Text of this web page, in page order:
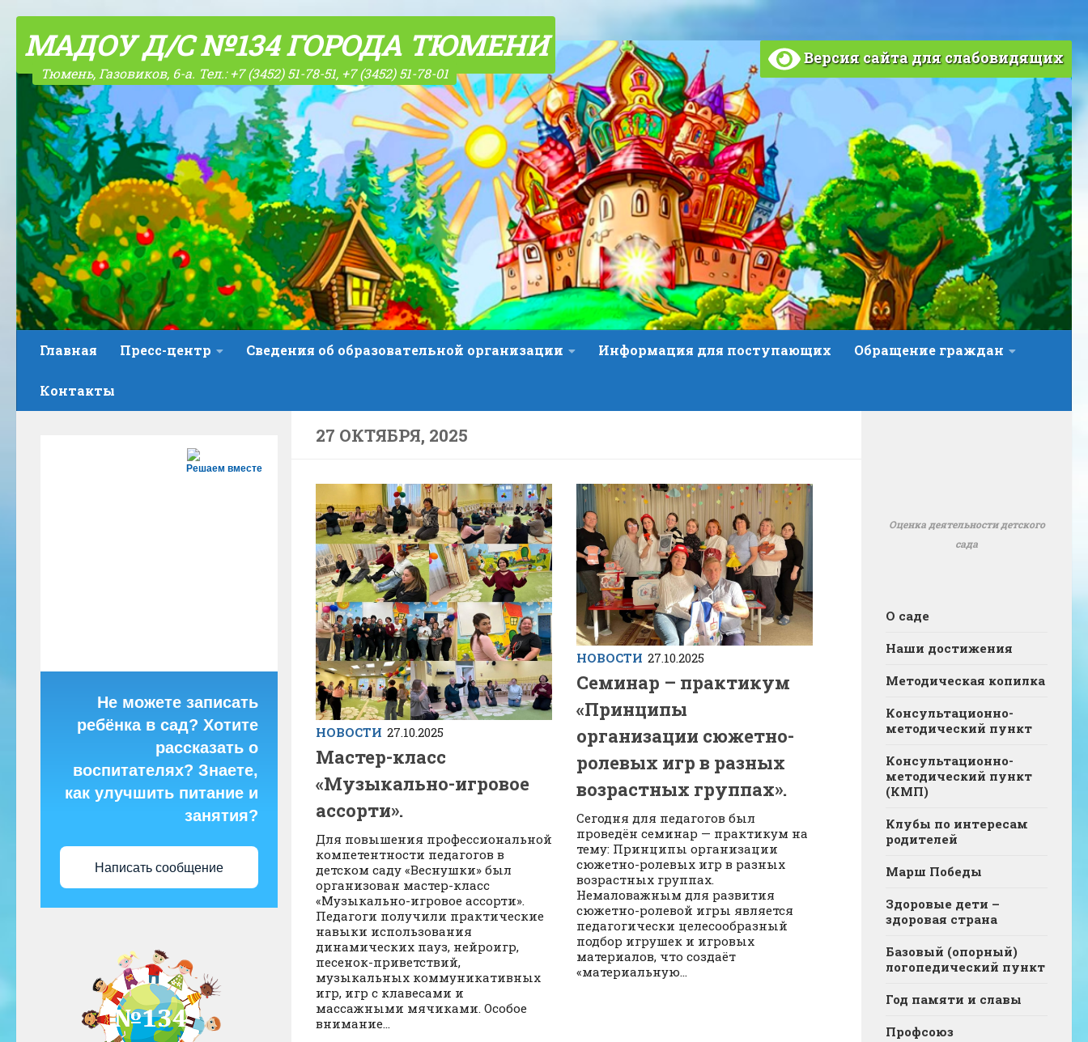
МАДОУ Д/С №134 ГОРОДА ТЮМЕНИ
Тюмень, Газовиков, 6-а. Тел.: +7 (3452) 51-78-51, +7 (3452) 51-78-01
Версия сайта для слабовидящих
Главная Пресс-центр Сведения об образовательной организации Информация для поступающих Обращение граждан
Контакты
27 ОКТЯБРЯ, 2025
НОВОСТИ 27.10.2025
Мастер-класс
«Музыкально-игровое
ассорти».
Для повышения профессиональной
компетентности педагогов в
детском саду «Веснушки» был
организован мастер-класс
«Музыкально-игровое ассорти».
Педагоги получили практические
навыки использования
динамических пауз, нейроигр,
песенок-приветствий,
музыкальных коммуникативных
игр, игр с клавесами и
массажными мячиками. Особое
внимание...
НОВОСТИ 27.10.2025
Семинар – практикум
«Принципы
организации сюжетно-
ролевых игр в разных
возрастных группах».
Сегодня для педагогов был
проведён семинар — практикум на
тему: Принципы организации
сюжетно-ролевых игр в разных
возрастных группах.
Немаловажным для развития
сюжетно-ролевой игры является
педагогически целесообразный
подбор игрушек и игровых
материалов, что создаёт
«материальную...
Решаем вместе
Не можете записать
ребёнка в сад? Хотите
рассказать о
воспитателях? Знаете,
как улучшить питание и
занятия?
Написать сообщение
Оценка деятельности детского
сада
О саде
Наши достижения
Методическая копилка
Консультационно-
методический пункт
Консультационно-
методический пункт
(КМП)
Клубы по интересам
родителей
Марш Победы
Здоровые дети –
здоровая страна
Базовый (опорный)
логопедический пункт
Год памяти и славы
Профсоюз